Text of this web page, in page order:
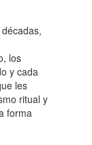
los
y cada
les
ritual y
forma